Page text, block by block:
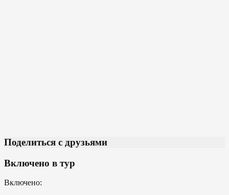
Поделиться с друзьями
Включено в тур
Включено: